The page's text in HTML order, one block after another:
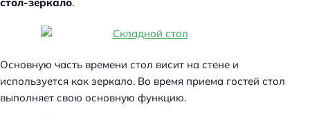
стол-зеркало.
Основную часть времени стол висит на стене и
используется как зеркало. Во время приема гостей стол
выполняет свою основную функцию.